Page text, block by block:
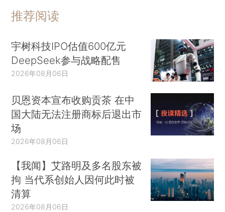
推荐阅读
宇树科技IPO估值600亿元
DeepSeek参与战略配售
2026年08月06日
贝恩资本宣布收购贡茶 在中
国大陆无法注册商标后退出市
场
2026年08月06日
【我闻】艾路明及多名股东被
拘 当代系创始人因何此时被
清算
2026年08月06日